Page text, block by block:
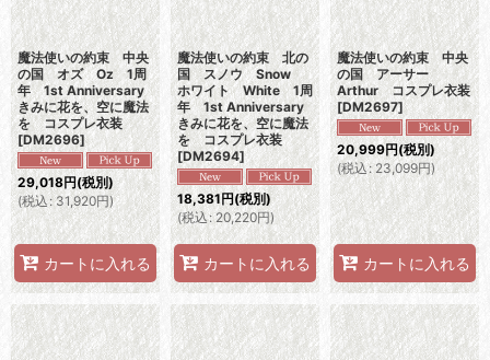
魔法使いの約束 中央
の国 オズ Oz 1周
年 1st Anniversary
きみに花を、空に魔法
を コスプレ衣装
[DM2696]
29,018円(税別)
(税込 : 31,920円)
カートに入れる
魔法使いの約束 北の
国 スノウ Snow
ホワイト White 1周
年 1st Anniversary
きみに花を、空に魔法
を コスプレ衣装
[DM2694]
18,381円(税別)
(税込: 20,220円)
カートに入れる
魔法使いの約束 中央
の国 アーサー
Arthur コスプレ衣装
[DM2697]
20,999円(税別)
(税込: 23,099円)
カートに入れる